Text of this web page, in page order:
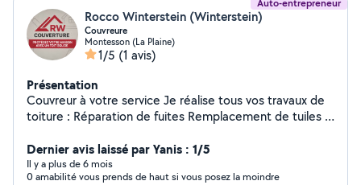
Auto-entrepreneur
Rocco Winterstein (Winterstein)
Couvreure
Montesson (La Plaine)
1/5 (1 avis)
Présentation
Couvreur à votre service Je réalise tous vos travaux de
toiture : Réparation de fuites Remplacement de tuiles /
de gouttières Petites rénovations de toit Travail sérieux,
rapide et soigné. Déplacement et devis gratuits.
Contactez-moi pour vos travaux ou dépannages toiture !
Dernier avis laissé par Yanis : 1/5
Il y a plus de 6 mois
0 amabilité vous prends de haut si vous posez la moindre